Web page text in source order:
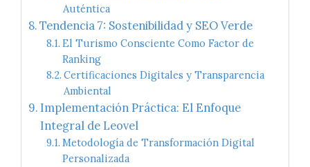
Auténtica
Tendencia 7: Sostenibilidad y SEO Verde
El Turismo Consciente Como Factor de
Ranking
Certificaciones Digitales y Transparencia
Ambiental
Implementación Práctica: El Enfoque
Integral de Leovel
Metodología de Transformación Digital
Personalizada